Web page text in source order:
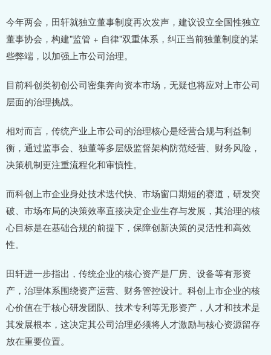
今年两会，田轩就独立董事制度再次发声，建议设立全国性独立
董事协会，构建"监管 + 自律"双重体系，纠正当前独董制度的某
些弊端，以加强上市公司治理。
目前科创类初创公司密集奔向资本市场，无疑也将应对上市公司
层面的治理挑战。
相对而言，传统产业上市公司的治理核心是经营合规与利益制
衡，通过监事会、独董等多层级监督架构防范经营、财务风险，
决策机制更注重流程化和审慎性。
而科创上市企业身处技术迭代快、市场窗口期短的赛道，研发突
破、市场布局的决策效率直接决定企业生存与发展，其治理的核
心目标是在基础合规的前提下，保障创新决策的灵活性和高效
性。
田轩进一步指出，传统企业的核心资产是厂房、设备等有形资
产，治理体系围绕资产运营、财务管控设计。科创上市企业的核
心价值在于核心研发团队、技术专利等无形资产，人才和技术是
其发展根本，这决定其公司治理必须将人才激励与核心资源留存
放在重要位置。